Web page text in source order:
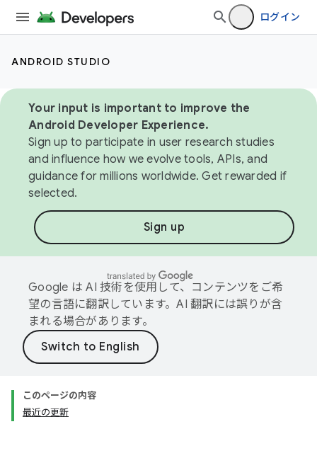
ログイン
ANDROID STUDIO
Your input is important to improve the
Android Developer Experience.
Sign up to participate in user research studies
and influence how we evolve tools, APIs, and
guidance for millions worldwide. Get rewarded if
selected.
Sign up
Google は AI 技術を使用して、コンテンツをご希
望の言語に翻訳しています。AI 翻訳には誤りが含
まれる場合があります。
このページの内容
最近の更新